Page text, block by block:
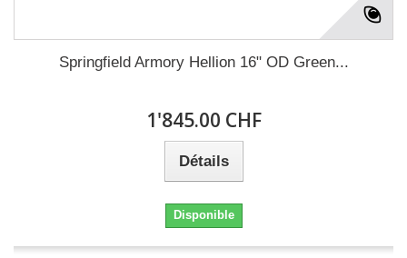
Springfield Armory Hellion 16" OD Green...
1'845.00 CHF
Détails
Disponible